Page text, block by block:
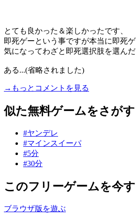
とても良かった＆楽しかったです、
即死ゲーという事ですが本当に即死
気になってわざと即死選択肢を選んだ
ある...(省略されました)
→もっとコメントを見る
似た無料ゲームをさがす
#ヤンデレ
#マインスイーパ
#5分
#30分
このフリーゲームを今
ブラウザ版を遊ぶ